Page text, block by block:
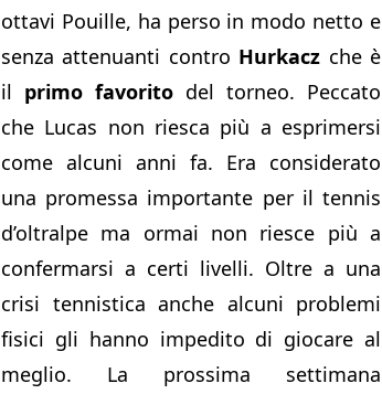
ottavi Pouille, ha perso in modo netto e
senza attenuanti contro Hurkacz che è
il primo favorito del torneo. Peccato
che Lucas non riesca più a esprimersi
come alcuni anni fa. Era considerato
una promessa importante per il tennis
d’oltralpe ma ormai non riesce più a
confermarsi a certi livelli. Oltre a una
crisi tennistica anche alcuni problemi
fisici gli hanno impedito di giocare al
meglio. La prossima settimana